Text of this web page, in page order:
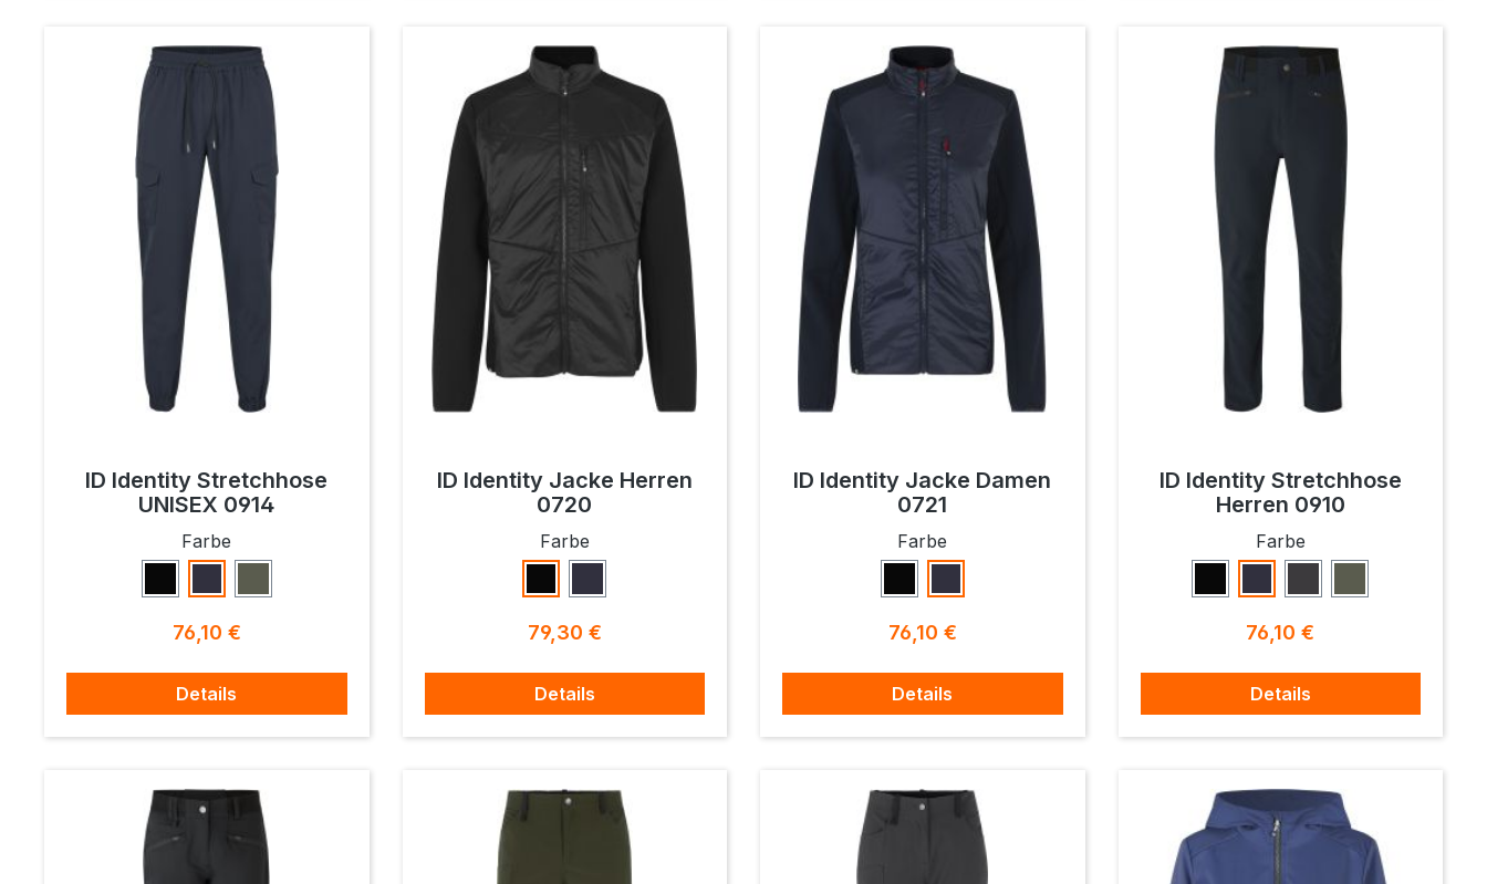
ID Identity Stretchhose
UNISEX 0914
Farbe
SchwarzNavyOliv
Regulärer Preis:
76,10 €
Details
ID Identity Jacke Herren
0720
Farbeauswählen
Schwarz
Navy
Regulärer Preis:
79,30 €
Details
ID Identity Jacke Damen
0721
Farbe
SchwarzNavy
Regulärer Preis:
76,10 €
Details
ID Identity Stretchhose
Herren 0910
Farbeauswählen
SchwarzNavyKoks Oliv
Regulärer Preis:
76,10 €
Details